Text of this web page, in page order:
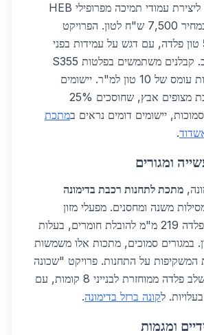
משמשת ליצירת עמודי תמיכה מפרופילי HEB
בגובה 12 מטר, במחיר 7,500 ש"ח לטון. הפרויקט
הנוכחי כולל 500 טון פלדה, עם דגש על עמידות בפני
רוחות חזקות בנגב. קבלנים משתמשים בפלטות S355
לרצפות, שמחזיקות עומס של 10 טון למ"ר. יישומים
נוספים: גגות מתכת מצופים אבץ, שחוסכים 25%
יישומים דומים נראים במתכת
.
ומגורים
מתכת לתחנות רכבת בדימונה
משנה ומחסנים. מפעלי מזון
משלבים צינורות פלדה 219 מ"מ להובלת חומרים, בעלות
במגורים סמוכים, מתכות אלו משמשות
המשקיפות על התחנות. פרויקט "שכונה
ירוקה דימונה" משלב פלדה ממוחזרת לבנייני 8 קומות, עם
קונה ברזל בדימונה.
ומגמות